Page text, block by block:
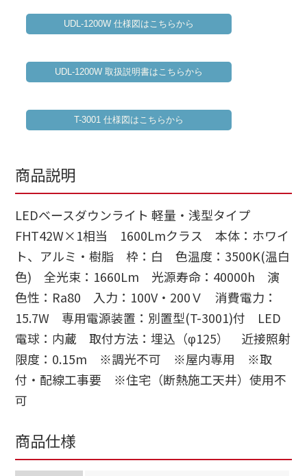
UDL-1200W 仕様図はこちらから
UDL-1200W 取扱説明書はこちらから
T-3001 仕様図はこちらから
商品説明
LEDベースダウンライト 軽量・浅型タイプ
FHT42W×1相当 1600Lmクラス 本体：ホワイ
ト、アルミ・樹脂 枠：白 色温度：3500K(温白
色) 全光束：1660Lm 光源寿命：40000h 演
色性：Ra80 入力：100V・200Ｖ 消費電力：
15.7W 専用電源装置：別置型(T-3001)付 LED
電球：内蔵 取付方法：埋込（φ125） 近接照射
限度：0.15m ※調光不可 ※屋内専用 ※取
付・配線工事要 ※住宅（断熱施工天井）使用不
可
商品仕様